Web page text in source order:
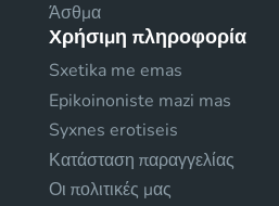
Άσθμα
Χρήσιμη πληροφορία
Sxetika me emas
Epikoinoniste mazi mas
Syxnes erotiseis
Κατάσταση παραγγελίας
Οι πολιτικές μας